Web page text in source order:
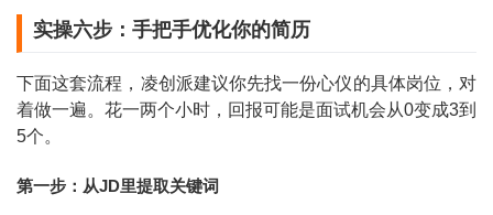
实操六步：手把手优化你的简历
下面这套流程，凌创派建议你先找一份心仪的具体岗位，对
着做一遍。花一两个小时，回报可能是面试机会从0变成3到
5个。
第一步：从JD里提取关键词